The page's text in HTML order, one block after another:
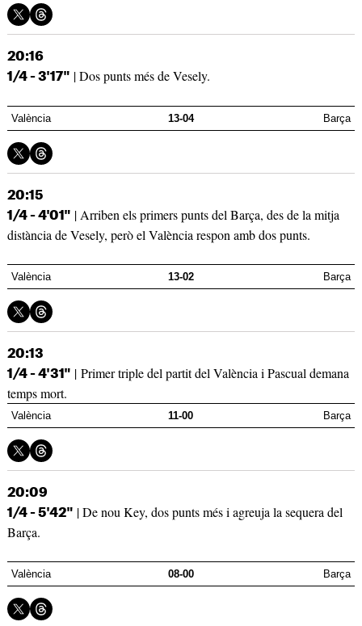
20:16
1/4 - 3'17" | Dos punts més de Vesely.
València 13-04 Barça
20:15
1/4 - 4'01" | Arriben els primers punts del Barça, des de la mitja
distància de Vesely, però el València respon amb dos punts.
València 13-02 Barça
20:13
1/4 - 4'31" | Primer triple del partit del València i Pascual demana
temps mort.
València 11-00 Barça
20:09
1/4 - 5'42" | De nou Key, dos punts més i agreuja la sequera del
Barça.
València 08-00 Barça